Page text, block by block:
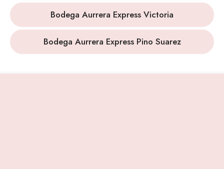
Bodega Aurrera Express Victoria
Bodega Aurrera Express Pino Suarez